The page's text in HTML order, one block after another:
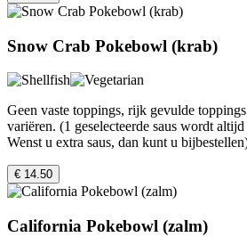
Snow Crab Pokebowl (krab)
Geen vaste toppings, rijk gevulde
variëren. (1 geselecteerde saus wordt
Wenst u extra saus, dan kunt u
€ 14.50
California Pokebowl (zalm)